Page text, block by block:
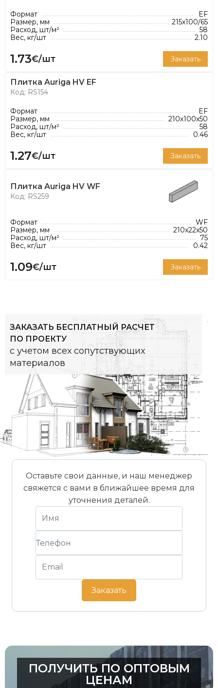
энергоэффективными.
*Расход кирпича указан из расчета
Формат
EF
Размер, мм
215x100/65
Расход, шт/м²
58
Вес, кг/шт
2.10
1.73€/шт Заказать
Плитка Auriga HV EF
Код: RS154
Формат
EF
Размер, мм
210х100х50
Расход, шт/м²
58
Вес, кг/шт
0.46
1.27€/шт Заказать
Плитка Auriga HV WF
Код: RS259
Формат
WF
Размер, мм
210x22x50
Расход, шт/м²
75
Вес, кг/шт
0.42
1.09€/шт Заказать
ЗАКАЗАТЬ БЕСПЛАТНЫЙ РАСЧЕТ
ПО ПРОЕКТУ
с учетом всех сопутствующих
материалов
Оставьте свои данные, и наш менеджер
свяжется с вами в ближайшее время для
уточнения деталей.
Заказать
ПОЛУЧИТЬ ПО ОПТОВЫМ
ЦЕНАМ